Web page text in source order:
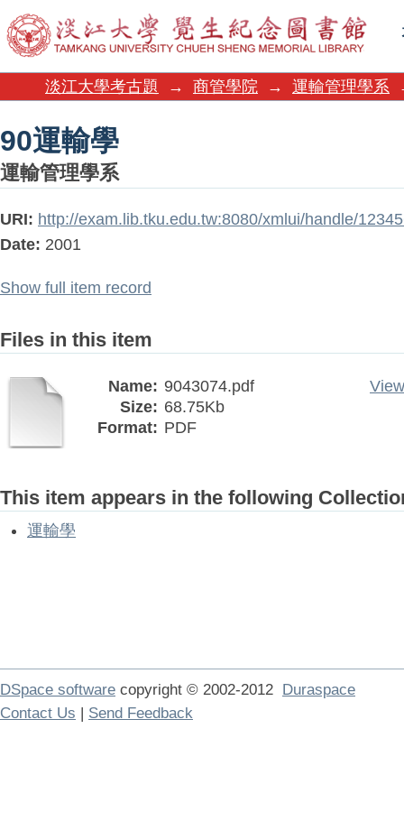
90運輸學
淡江大學考古題 → 商管學院 → 運輸管理學系
90運輸學
運輸管理學系
URI: http://exam.lib.tku.edu.tw:8080/xmlui/handle/
Date: 2001
Show full item record
Files in this item
Name: 9043074.pdf
Size: 68.75Kb
Format: PDF
This item appears in the following
運輸學
DSpace software copyright © 2002-2012 Duraspace
Contact Us | Send Feedback